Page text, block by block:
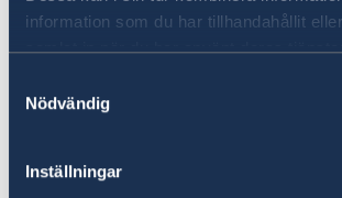
information som du har tillhandahållit
samlat in när du har använt deras
Nödvändig
Inställningar
Onsdag den 31 augusti kl
Söndag den 4 september kl